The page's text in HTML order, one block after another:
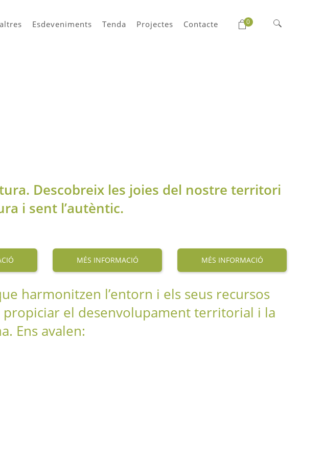
Esdeveniments Tenda Projectes Contacte 0
Descobreix les joies del nostre territori
i sent l’autèntic.
MÉS INFORMACIÓ MÉS INFORMACIÓ
harmonitzen l’entorn i els seus recursos
propiciar el desenvolupament territorial i la
Ens avalen: